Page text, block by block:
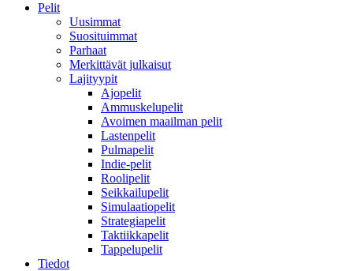
Pelit
Uusimmat
Suosituimmat
Parhaat
Merkittävät julkaisut
Lajityypit
Ajopelit
Ammuskelupelit
Avoimen maailman pelit
Lastenpelit
Pulmapelit
Indie-pelit
Roolipelit
Seikkailupelit
Simulaatiopelit
Strategiapelit
Taktiikkapelit
Tappelupelit
Tiedot